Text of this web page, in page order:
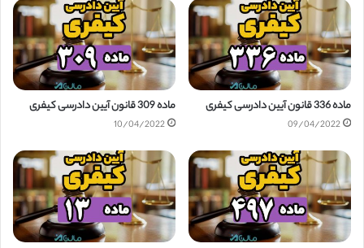
ماده 336 قانون آیین دادرسی کیفری
09/04/2022
ماده 309 قانون آیین دادرسی کیفری
10/04/2022